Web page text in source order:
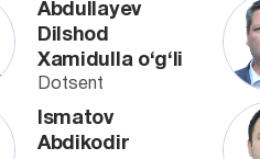
Abdullayev
Dilshod
Xamidulla o‘g‘li
Dotsent
Ismatov
Abdikodir